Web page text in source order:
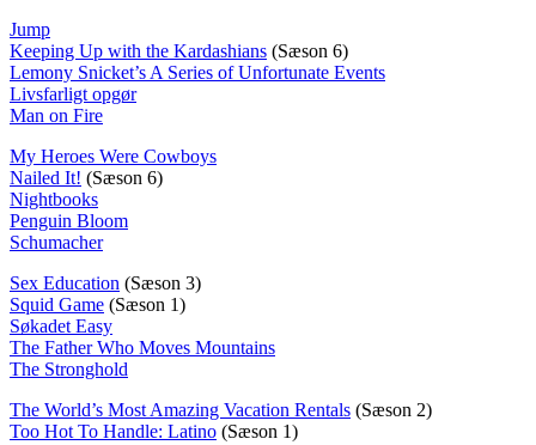
Jump
Keeping Up with the Kardashians (Sæson 6)
Lemony Snicket’s A Series of Unfortunate Events
Livsfarligt opgør
Man on Fire
My Heroes Were Cowboys
Nailed It! (Sæson 6)
Nightbooks
Penguin Bloom
Schumacher
Sex Education (Sæson 3)
Squid Game (Sæson 1)
Søkadet Easy
The Father Who Moves Mountains
The Stronghold
The World’s Most Amazing Vacation Rentals (Sæson 2)
Too Hot To Handle: Latino (Sæson 1)